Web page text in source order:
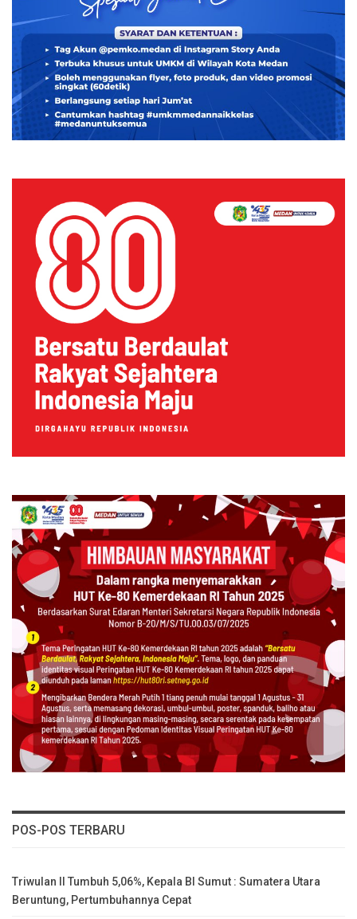
POS-POS TERBARU
Triwulan II Tumbuh 5,06%, Kepala BI Sumut : Sumatera Utara
Beruntung, Pertumbuhannya Cepat